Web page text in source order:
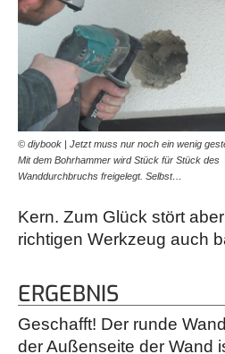
© diybook | Jetzt muss nur noch ein wenig
Mit dem Bohrhammer wird Stück für Stück des
Wanddurchbruchs freigelegt. Selbst…
Kern. Zum Glück stört
richtigen Werkzeug auch
ERGEBNIS
Geschafft! Der runde
der Außenseite der Wand